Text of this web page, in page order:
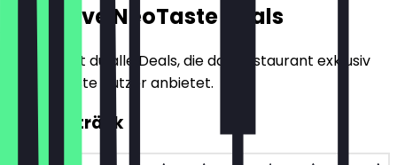
Exklusive NeoTaste Deals
Hier findest du alle Deals, die das Restaurant exklusiv
für NeoTaste Nutzer anbietet.
2für1 Getränk